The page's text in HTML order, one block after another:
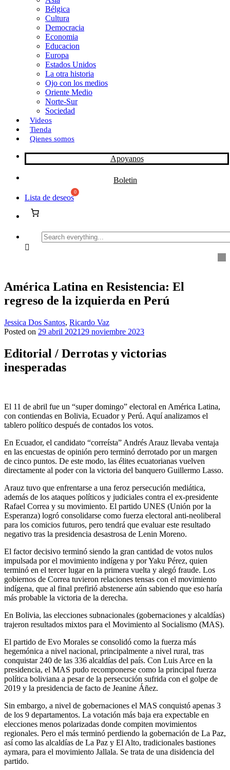
i
r
Bélgica
Cultura
Democracia
Economia
Educacion
Europa
Estados Unidos
La otra historia
Ojo con los medios
Oriente Medio
Norte-Sur
Sociedad
Videos
Tienda
Qienes somos
Apoyanos
Boletin
Lista de deseos
Search
everything...
América Latina en Resistencia: El
regreso de la izquierda en Perú
Jessica Dos Santos, Ricardo Vaz
Posted on 29 abril 2021 29 noviembre 2023
Editorial / Derrotas y victorias
inesperadas
El 11 de abril fue un “super domingo” electoral en América Latina,
con contiendas en Bolivia, Ecuador y Perú. Aquí analizamos el
tablero político después de contados los votos.
En Ecuador, el candidato “correísta” Andrés Arauz llevaba ventaja
en las encuestas de opinión pero terminó derrotado por un margen
de cinco puntos. De este modo, las élites ecuatorianas vuelven
directamente al poder con la victoria del banquero Guillermo Lasso.
Arauz tuvo que enfrentarse a una feroz persecución mediática,
además de los ataques políticos y judiciales contra el ex-presidente
Rafael Correa y su movimiento. El partido UNES (Unión por la
Esperanza) logró consolidarse como fuerza electoral anti-neoliberal
para los comicios futuros, pero tendrá que evaluar este resultado
negativo tras la presidencia desastrosa de Lenin Moreno.
El factor decisivo terminó siendo la gran cantidad de votos nulos
impulsada por el movimiento indígena y por Yaku Pérez, quien
terminó en el tercer lugar en la primera vuelta y alegó fraude. Los
gobiernos de Correa tuvieron relaciones tensas con el movimiento
indígena, que al final prefirió abstenerse aún sabiendo que eso haría
más probable la victoria de la derecha.
En Bolivia, las elecciones subnacionales (gobernaciones y alcaldías)
trajeron resultados mixtos para el Movimiento al Socialismo (MAS).
El partido de Evo Morales se consolidó como la fuerza más
hegemónica a nivel nacional, principalmente a nivel rural, tras
conquistar 240 de las 336 alcaldías del país. Con Luis Arce en la
presidencia, el MAS pudo recomponerse como la principal fuerza
política boliviana a pesar de la persecución sufrida con el golpe de
2019 y la presidencia de facto de Jeanine Áñez.
Sin embargo, a nivel de gobernaciones el MAS conquistó apenas 3
de los 9 departamentos. La votación más baja era expectable en
elecciones menos polarizadas donde compiten movimientos
regionales. Pero el más terminó perdiendo la gobernación de La Paz,
así como las alcaldías de La Paz y El Alto, tradicionales bastiones
aymara, para el movimiento Jallala. Se trata de una disidencia del
partido.